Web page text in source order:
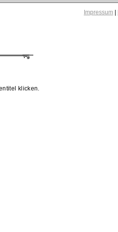
Impressum
klicken.